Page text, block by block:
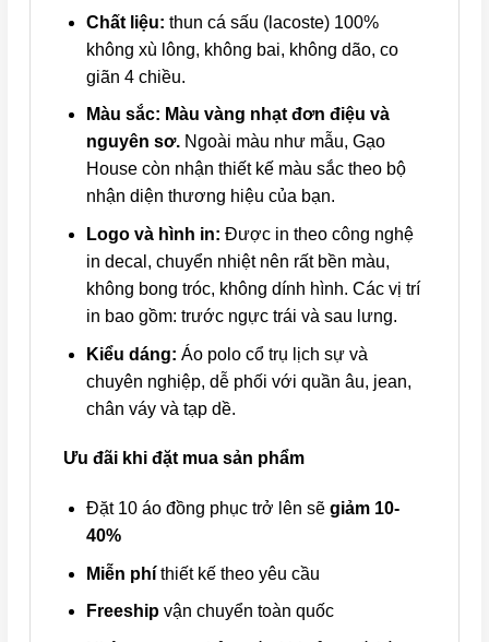
Chất liệu: thun cá sấu (lacoste) 100%
không xù lông, không bai, không dão, co
giãn 4 chiều.
Màu sắc: Màu vàng nhạt đơn điệu và
nguyên sơ.Ngoài màu như mẫu, Gạo
House còn nhận thiết kế màu sắc theo bộ
nhận diện thương hiệu của bạn.
Logo và hình in: Được in theo công nghệ
in decal, chuyển nhiệt nên rất bền màu,
không bong tróc, không dính hình. Các vị trí
in bao gồm: trước ngực trái và sau lưng.
Kiểu dáng: Áo polo cổ trụ lịch sự và
chuyên nghiệp, dễ phối với quần âu, jean,
chân váy và tạp dề.
Ưu đãi khi đặt mua sản phẩm
Đặt 10 áo đồng phục trở lên sẽ giảm 10-
40%
Miễn phíthiết kế theo yêu cầu
Freeshipvận chuyển toàn quốc